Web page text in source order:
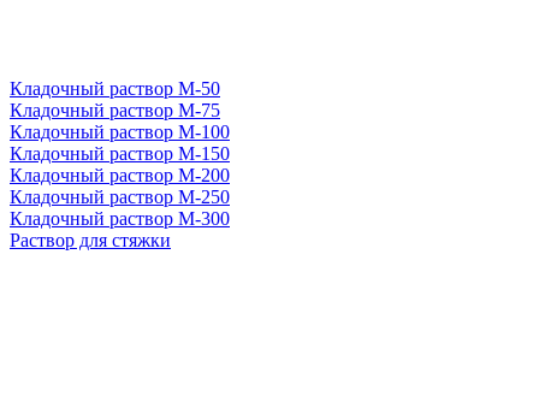
Кладочный раствор М-50
Кладочный раствор М-75
Кладочный раствор М-100
Кладочный раствор М-150
Кладочный раствор М-200
Кладочный раствор М-250
Кладочный раствор М-300
Раствор для стяжки